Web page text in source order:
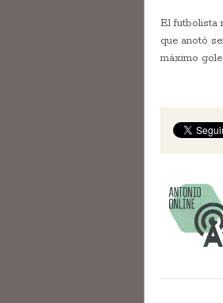
El futbolista
que anotó
máximo